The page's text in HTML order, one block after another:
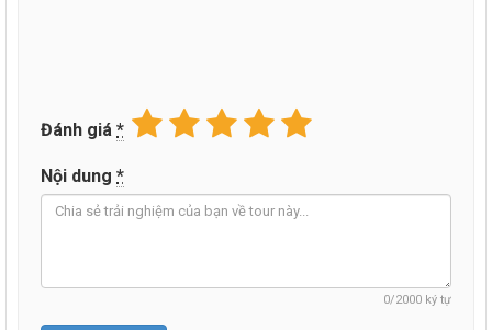
Đánh giá *
Nội dung *
0/2000 ký tự